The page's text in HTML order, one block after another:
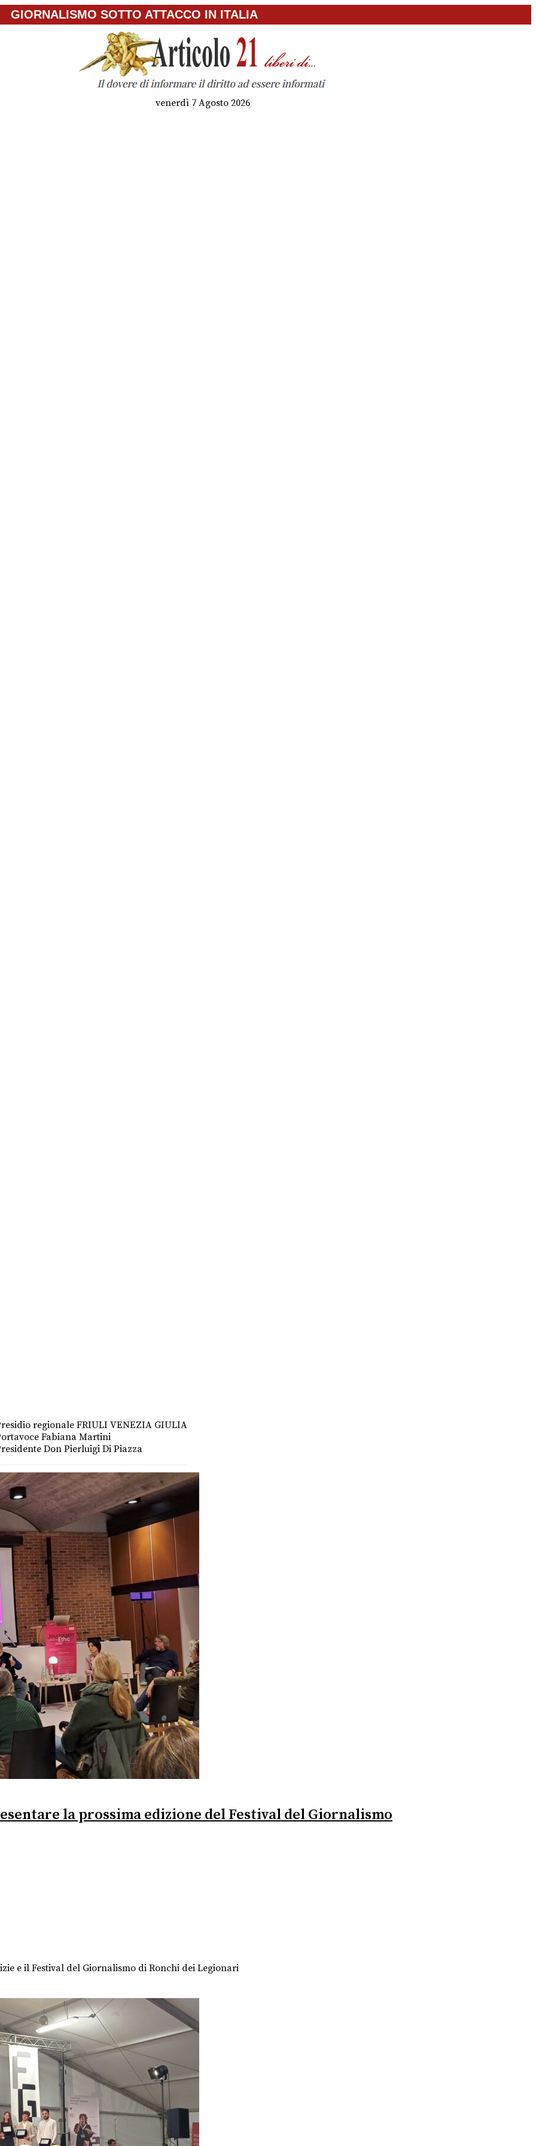
GIORNALISMO SOTTO ATTACCO IN ITALIA
venerdì 7 Agosto 2026
regionale FRIULI VENEZIA GIULIA
Fabiana Martini
Don Pierluigi Di Piazza
la prossima edizione del Festival del Giornalismo
e il Festival del Giornalismo di Ronchi dei Legionari